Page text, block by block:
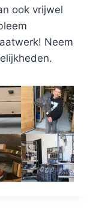
ook vrijwel
Neem